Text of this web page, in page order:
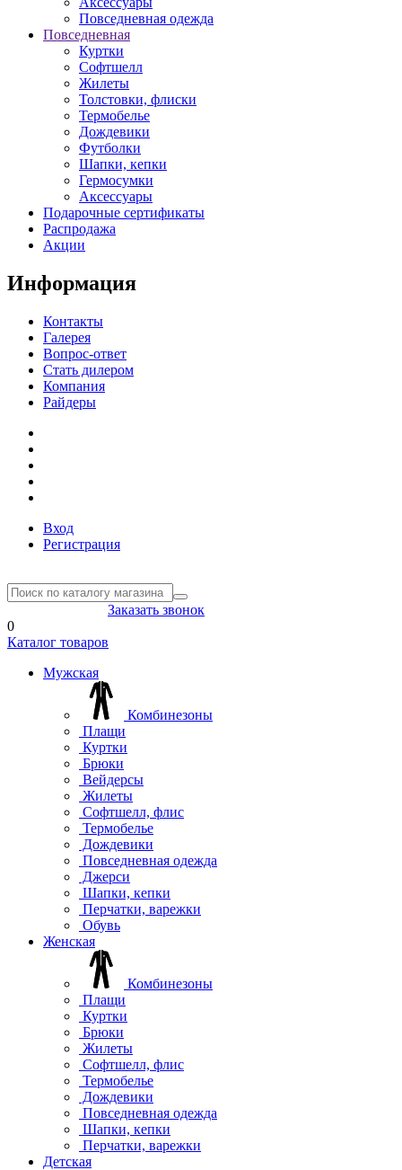
Повседневная одежда
Повседневная
Куртки
Софтшелл
Жилеты
Толстовки, флиски
Термобелье
Дождевики
Футболки
Шапки, кепки
Гермосумки
Аксессуары
Подарочные сертификаты
Распродажа
Акции
Информация
Контакты
Галерея
Вопрос-ответ
Стать дилером
Компания
Райдеры
Вход
Регистрация
Заказать звонок
0
Каталог товаров
Мужская
Комбинезоны
Плащи
Куртки
Брюки
Вейдерсы
Жилеты
Софтшелл, флис
Термобелье
Дождевики
Повседневная одежда
Джерси
Шапки, кепки
Перчатки, варежки
Обувь
Женская
Комбинезоны
Плащи
Куртки
Брюки
Жилеты
Софтшелл, флис
Термобелье
Дождевики
Повседневная одежда
Шапки, кепки
Перчатки, варежки
Детская